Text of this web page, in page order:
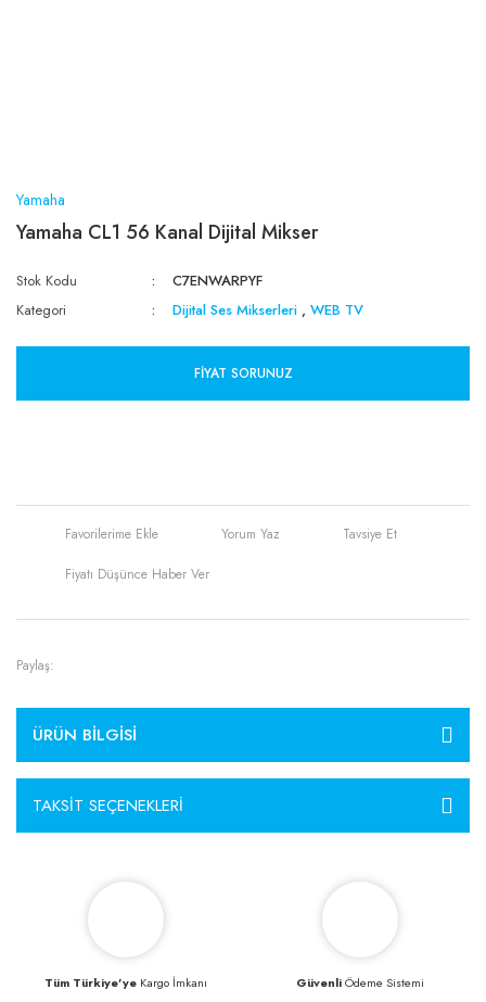
Yamaha
Yamaha CL1 56 Kanal Dijital Mikser
Stok Kodu
C7ENWARPYF
Kategori
Dijital Ses Mikserleri ,WEB TV
FIYAT SORUNUZ
Yorum Yaz Tavsiye Et
Fiyatı Düşünce Haber Ver
Paylaş:
ÜRÜN BILGISI
TAKSIT SEÇENEKLERI
Tüm Türkiye’yeKargo İmkanı GüvenliÖdeme Sistemi